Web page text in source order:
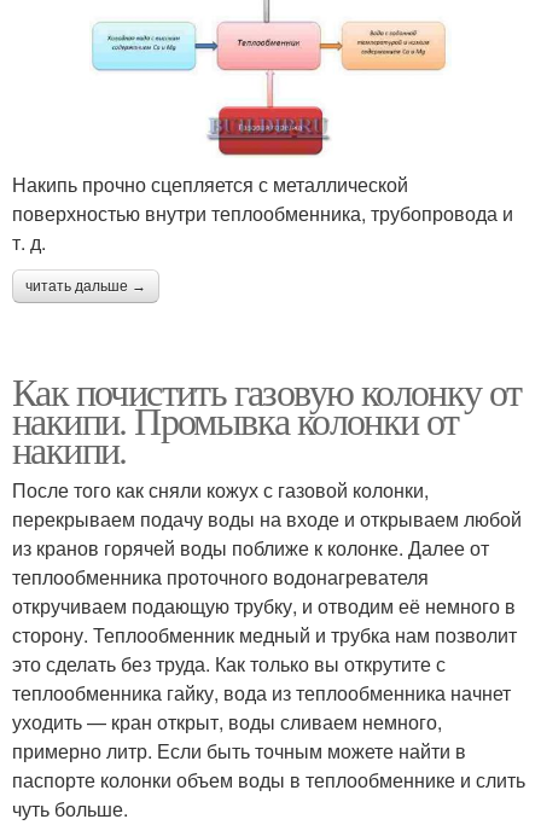
Накипь прочно сцепляется с металлической
поверхностью внутри теплообменника, трубопровода и
т. д.
читать дальше →
Как почистить газовую колонку от
накипи. Промывка колонки от
накипи.
После того как сняли кожух с газовой колонки,
перекрываем подачу воды на входе и открываем любой
из кранов горячей воды поближе к колонке. Далее от
теплообменника проточного водонагревателя
откручиваем подающую трубку, и отводим её немного в
сторону. Теплообменник медный и трубка нам позволит
это сделать без труда. Как только вы открутите с
теплообменника гайку, вода из теплообменника начнет
уходить — кран открыт, воды сливаем немного,
примерно литр. Если быть точным можете найти в
паспорте колонки объем воды в теплообменнике и слить
чуть больше.